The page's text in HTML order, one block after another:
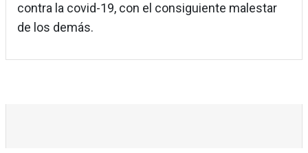
contra la covid-19, con el consiguiente malestar
de los demás.